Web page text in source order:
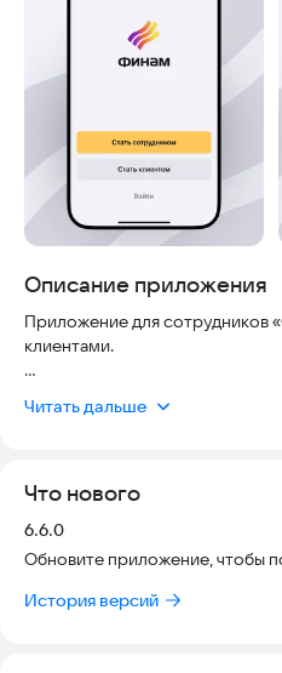
Описание приложения
Приложение для сотрудников
клиентами.
- Переписка с клиентом в
Читать дальше
Что нового
Версия:
6.6.0
Обновите приложение, чтобы
История версий